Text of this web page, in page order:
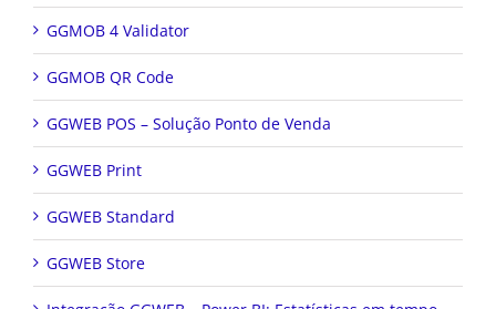
GGMOB 4 Validator
GGMOB QR Code
GGWEB POS – Solução Ponto de Venda
GGWEB Print
GGWEB Standard
GGWEB Store